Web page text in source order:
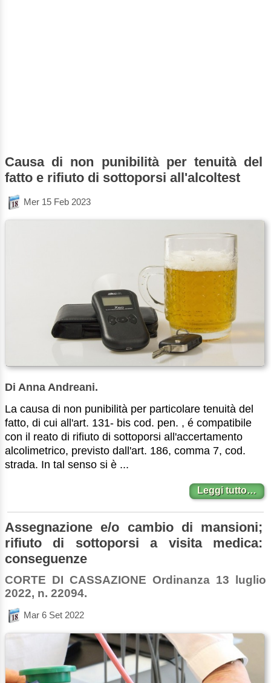
Causa di non punibilità per tenuità del
fatto e rifiuto di sottoporsi all'alcoltest
Mer 15 Feb 2023
Di Anna Andreani.
La causa di non punibilità per particolare tenuità del
fatto, di cui all'art. 131- bis cod. pen. , é compatibile
con il reato di rifiuto di sottoporsi all'accertamento
alcolimetrico, previsto dall'art. 186, comma 7, cod.
strada. In tal senso si è ...
Leggi tutto…
Assegnazione e/o cambio di mansioni;
rifiuto di sottoporsi a visita medica:
conseguenze
CORTE DI CASSAZIONE Ordinanza 13 luglio
2022, n. 22094.
Mar 6 Set 2022